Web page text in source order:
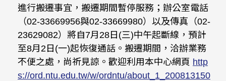
進行搬遷事宜，搬遷期間暫停服務；辦公室電話
（02-33669956與02-33669980）以及傳真（02-
23629082）將自7月28日(三)中午起斷線，預計
至8月2日(一)起恢復通話。搬遷期間，洽辦業務
不便之處，尚祈見諒。歡迎利用本中心網頁 http
s://ord.ntu.edu.tw/w/ordntu/about_1_200813150